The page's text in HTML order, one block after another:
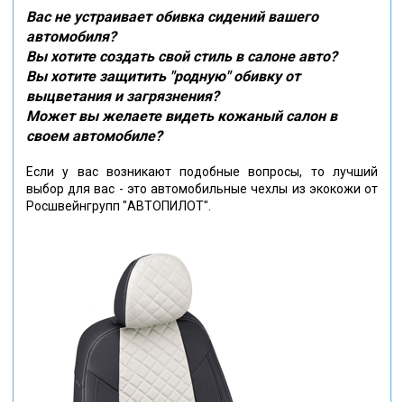
Вас не устраивает обивка сидений вашего
автомобиля?
Вы хотите создать свой стиль в салоне авто?
Вы хотите защитить "родную" обивку от
выцветания и загрязнения?
Может вы желаете видеть кожаный салон в
своем автомобиле?
Если у вас возникают подобные вопросы, то лучший
выбор для вас - это автомобильные чехлы из экокожи от
Росшвейнгрупп "АВТОПИЛОТ".